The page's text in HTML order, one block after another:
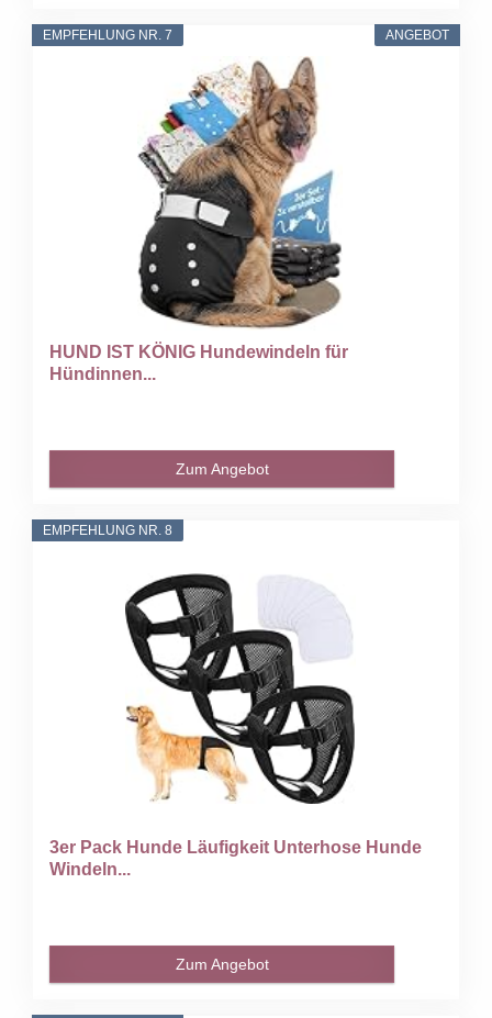
ANGEBOT
EMPFEHLUNG NR. 7
HUND IST KÖNIG Hundewindeln für
Hündinnen...
Zum Angebot
EMPFEHLUNG NR. 8
3er Pack Hunde Läufigkeit Unterhose Hunde
Windeln...
Zum Angebot